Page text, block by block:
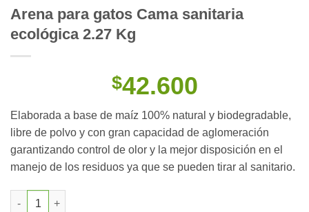
Arena para gatos Cama sanitaria
ecológica 2.27 Kg
$42.600
Elaborada a base de maíz 100% natural y biodegradable,
libre de polvo y con gran capacidad de aglomeración
garantizando control de olor y la mejor disposición en el
manejo de los residuos ya que se pueden tirar al sanitario.
Arena para gatos Cama sanitaria ecológica 2.27 Kg cantidad